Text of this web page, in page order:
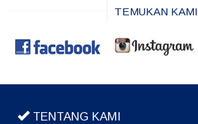
TEMUKAN KAMI
TENTANG KAMI